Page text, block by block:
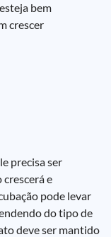
bem
crescer
precisa ser
e
pode levar
do tipo de
deve ser mantido